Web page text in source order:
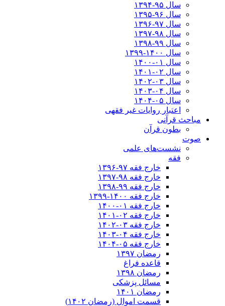
سال ۹۵-۱۳۹۴
سال ۹۶-۱۳۹۵
سال ۹۷-۱۳۹۶
سال ۹۸-۱۳۹۷
سال ۹۹-۱۳۹۸‍
سال ۱۴۰۰-۱۳۹۹
سال ۰۱-۱۴۰۰
سال ۰۲-۱۴۰۱
سال ۰۳-۱۴۰۲
سال ۰۴-۱۴۰۳
سال ۰۵-۱۴۰۴
اعتبار روایات غیر فقهی
مباحث قرآنی
بطون قرآن
صوت
نشست‌های علمی
فقه
خارج فقه ۹۷-۱۳۹۶
خارج فقه ۹۸-۱۳۹۷
خارج فقه ۹۹-۱۳۹۸
خارج فقه ۱۴۰۰-۱۳۹۹
خارج فقه ۰۱-۱۴۰۰
خارج فقه ۰۲-۱۴۰۱
خارج فقه ۰۳-۱۴۰۲
خارج فقه ۰۴-۱۴۰۳
خارج فقه ۰۵-۱۴۰۴
رمضان ۱۳۹۷
قاعده فراغ
رمضان ۱۳۹۸
مسائل پزشکی
رمضان ۱۴۰۱
قسمت اموال (رمضان ۱۴۰۲)